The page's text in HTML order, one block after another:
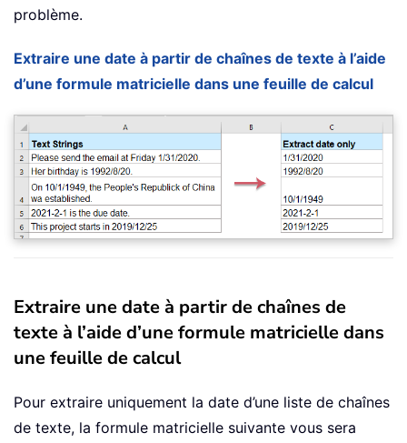
problème.
Extraire une date à partir de chaînes de texte à l’aide
d’une formule matricielle dans une feuille de calcul
Extraire une date à partir de chaînes de
texte à l’aide d’une formule matricielle dans
une feuille de calcul
Pour extraire uniquement la date d’une liste de chaînes
de texte, la formule matricielle suivante vous sera